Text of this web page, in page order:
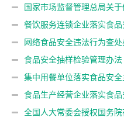
家市场监督管理总局令第109
国家市场监督管理总局关
管理办法》的决定 （总局令
餐饮服务连锁企业落实食
第104号公布)
网络食品安全违法行为查处
食品安全抽样检验管理办法
集中用餐单位落实食品安
局98号令）
食品生产经营企业落实食
管总局60号令，根据97号令修
全国人大常委会授权国务